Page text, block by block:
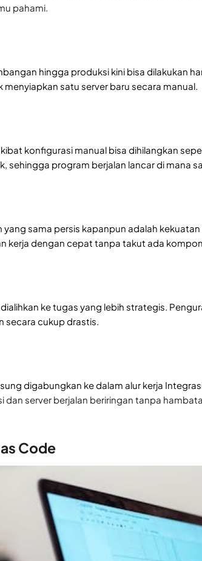
pahami.
hingga produksi kini bisa dilakukan
satu server baru secara manual.
konfigurasi manual bisa dihilangkan
sehingga program berjalan lancar di mana
sama persis kapanpun adalah
kerja dengan cepat tanpa takut ada
ke tugas yang lebih strategis.
secara cukup drastis.
digabungkan ke dalam alur kerja
server berjalan beriringan tanpa
Code